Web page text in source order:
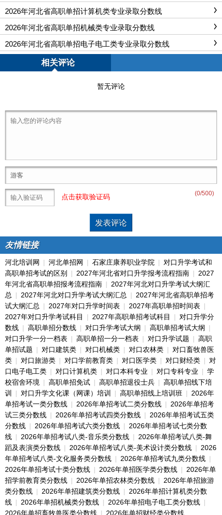
2026年河北省高职单招计算机类专业录取分数线
2026年河北省高职单招机械类专业录取分数线
2026年河北省高职单招电子电工类专业录取分数线
相关评论
暂无评论
(0/500)
点击获取验证码
友情链接
河北培训网 | 河北单招网 | 石家庄康养职业学院 | 对口升学考试和
高职单招考试的区别
| 2027年河北省对口升学报考流程指南 | 2027
年河北省高职单招报考流程指南 | 2027年河北对口升学考试大纲汇
总 | 2027年河北对口升学考试大纲汇总 | 2027年河北省高职单招考
试大纲汇总 | 2027年对口升学时间表 | 2027年高职单招时间表 |
2027年对口升学考试科目
| 2027年高职单招考试科目 | 对口升学分
数线 | 高职单招分数线 | 对口升学考试大纲 | 高职单招考试大纲 |
对口升学一分一档表 | 高职单招一分一档表 | 对口升学试题 | 高职
单招试题 | 对口建筑类 | 对口机械类 | 对口农林类 | 对口畜牧兽医
类 | 对口旅游类 | 对口学前教育类 | 对口医学类 | 对口财经类 | 对
口电子电工类 | 对口计算机类 | 对口本科专业 | 对口专科专业 | 学
校宿舍环境 | 高职单招免试 | 高职单招退役士兵 | 高职单招线下培
训
| 对口升学文化课（网课）培训 | 高职单招线上培训班 | 2026年
单招考试一类分数线 | 2026年单招考试二类分数线 | 2026年单招考
试三类分数线 | 2026年单招考试四类分数线 | 2026年单招考试五类
分数线 | 2026年单招考试六类分数线 | 2026年单招考试七类分数
线 | 2026年单招考试八类-音乐类分数线 | 2026年单招考试八类-舞
蹈及表演类分数线 | 2026年单招考试八类-美术设计类分数线 | 2026
年单招考试八类-文化服务类分数线 | 2026年单招考试九类分数线 |
2026年单招考试十类分数线 | 2026年单招医学类分数线 | 2026年单
招学前教育类分数线 | 2026年单招农林类分数线 | 2026年单招旅游
类分数线 | 2026年单招建筑类分数线 | 2026年单招计算机类分数
线 | 2026年单招机械类分数线 | 2026年单招电子电工类分数线 |
2026年单招畜牧兽医类分数线 | 2026年单招财经类分数线